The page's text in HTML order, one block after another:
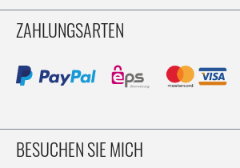
ZAHLUNGSARTEN
BESUCHEN SIE MICH